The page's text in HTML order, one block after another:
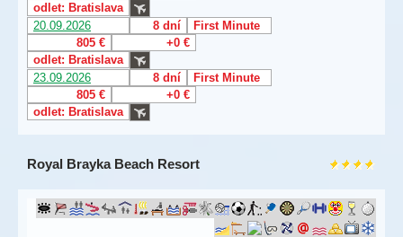
odlet: Bratislava
20.09.2026
8 dní
First Minute
805 €
+0 €
odlet: Bratislava
23.09.2026
8 dní
First Minute
805 €
+0 €
odlet: Bratislava
Royal Brayka Beach Resort